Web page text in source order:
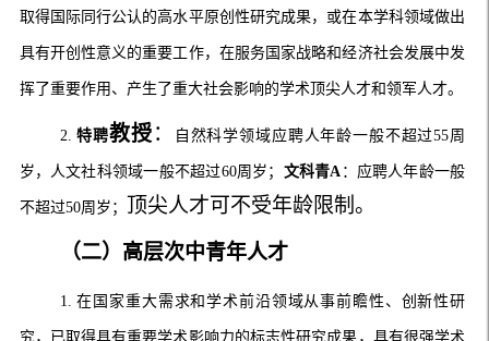
取得国际同行公认的高水平原创性研究成果，或在本学科领域做出
具有开创性意义的重要工作，在服务国家战略和经济社会发展中发
挥了重要作用、产生了重大社会影响的学术顶尖人才和领军人才。
2. 特聘教授： 自然科学领域应聘人年龄一般不超过55周
岁，人文社科领域一般不超过60周岁； 文科青A ：应聘人年龄一般
不超过50周岁； 顶尖人才可不受年龄限制。
（二）高层次中青年人才
1.在国家重大需求和学术前沿领域从事前瞻性、创新性研
究，已取得具有重要学术影响力的标志性研究成果，具有很强学术